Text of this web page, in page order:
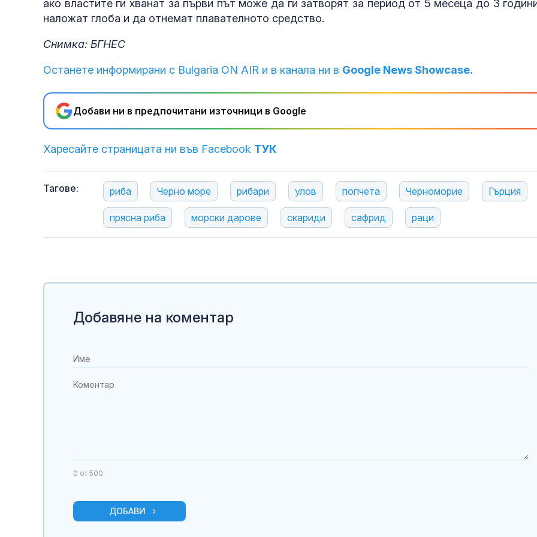
ако властите ги хванат за първи път може да ги затворят за период от 5 месеца до 3
наложат глоба и да отнемат плавателното средство.
Снимка: БГНЕС
Останете информирани с Bulgaria ON AIR и в канала ни в Google News Showcase.
Добави ни в предпочитани източници в Google
Харесайте страницата ни във Facebook ТУК
Тагове: риба Черно море рибари улов попчета Черноморие Гърция
прясна риба морски дарове скариди сафрид раци
Добавяне на коментар
0 от 500
ДОБАВИ